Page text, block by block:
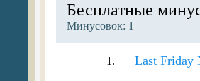
Бесплатные
Минусовок: 1
1. Last Friday